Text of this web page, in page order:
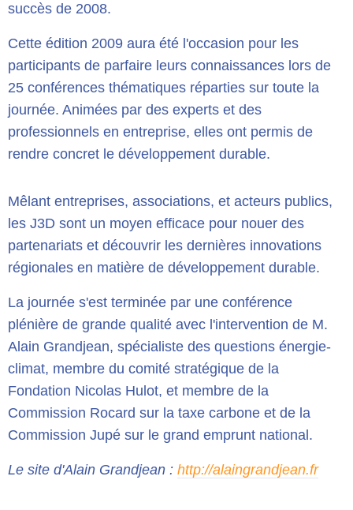
succès de 2008.
Cette édition 2009 aura été l'occasion pour les
participants de parfaire leurs connaissances lors de
25 conférences thématiques réparties sur toute la
journée. Animées par des experts et des
professionnels en entreprise, elles ont permis de
rendre concret le développement durable.
Mêlant entreprises, associations, et acteurs publics,
les J3D sont un moyen efficace pour nouer des
partenariats et découvrir les dernières innovations
régionales en matière de développement durable.
La journée s'est terminée par une conférence
plénière de grande qualité avec l'intervention de M.
Alain Grandjean, spécialiste des questions énergie-
climat, membre du comité stratégique de la
Fondation Nicolas Hulot, et membre de la
Commission Rocard sur la taxe carbone et de la
Commission Jupé sur le grand emprunt national.
Le site d'Alain Grandjean : http://alaingrandjean.fr